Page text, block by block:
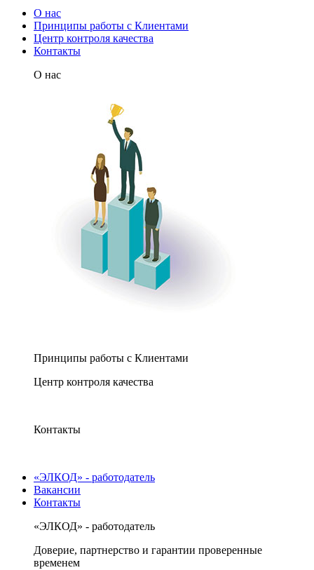
О нас
Принципы работы с Клиентами
Центр контроля качества
Контакты
О нас
Принципы работы с Клиентами
Центр контроля качества
Контакты
«ЭЛКОД» - работодатель
Вакансии
Контакты
«ЭЛКОД» - работодатель
Доверие, партнерство и гарантии проверенные
временем